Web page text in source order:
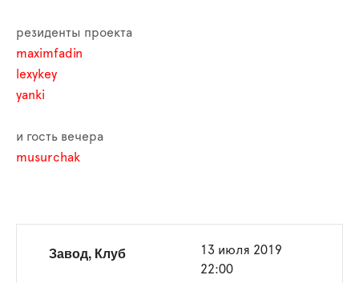
резиденты проекта
maximfadin
lexykey
yanki
и гость вечера
musurchak
Завод, Клуб
13 июля 2019
22:00